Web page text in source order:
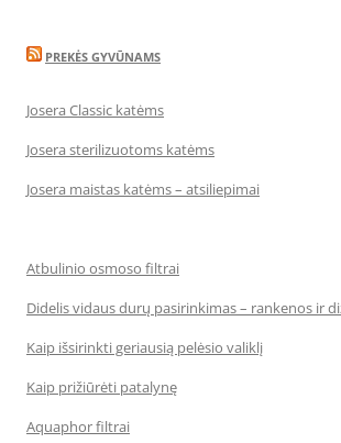
PREKĖS GYVŪNAMS
Josera Classic katėms
Josera sterilizuotoms katėms
Josera maistas katėms – atsiliepimai
Atbulinio osmoso filtrai
Didelis vidaus durų pasirinkimas – rankenos ir
Kaip išsirinkti geriausią pelėsio valiklį
Kaip prižiūrėti patalynę
Aquaphor filtrai